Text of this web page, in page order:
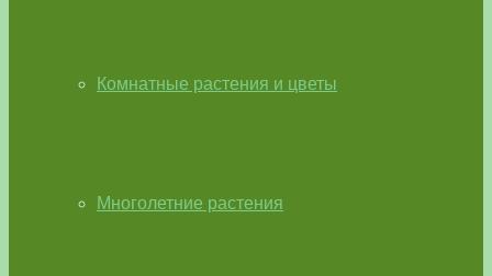
Комнатные растения и цветы
Многолетние растения